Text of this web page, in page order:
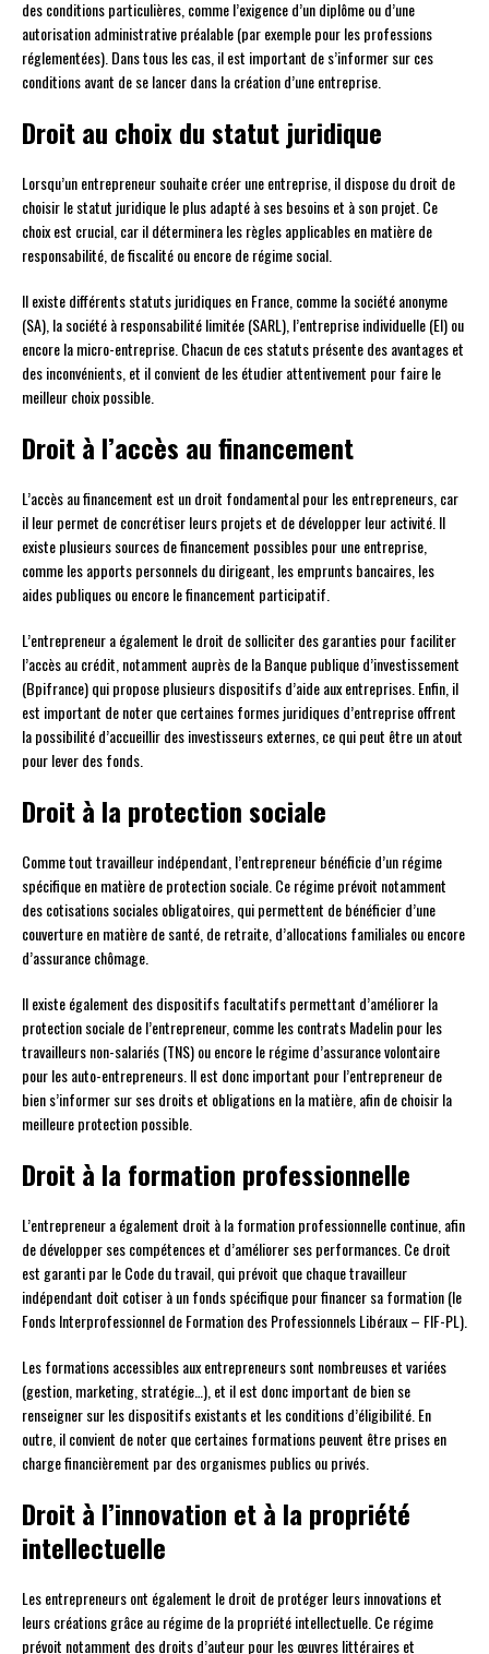
des conditions particulières, comme l’exigence d’un diplôme ou d’une
autorisation administrative préalable (par exemple pour les professions
réglementées). Dans tous les cas, il est important de s’informer sur ces
conditions avant de se lancer dans la création d’une entreprise.
Droit au choix du statut juridique
Lorsqu’un entrepreneur souhaite créer une entreprise, il dispose du droit de
choisir le statut juridique le plus adapté à ses besoins et à son projet. Ce
choix est crucial, car il déterminera les règles applicables en matière de
responsabilité, de fiscalité ou encore de régime social.
Il existe différents statuts juridiques en France, comme la société anonyme
(SA), la société à responsabilité limitée (SARL), l’entreprise individuelle (EI) ou
encore la micro-entreprise. Chacun de ces statuts présente des avantages et
des inconvénients, et il convient de les étudier attentivement pour faire le
meilleur choix possible.
Droit à l’accès au financement
L’accès au financement est un droit fondamental pour les entrepreneurs, car
il leur permet de concrétiser leurs projets et de développer leur activité. Il
existe plusieurs sources de financement possibles pour une entreprise,
comme les apports personnels du dirigeant, les emprunts bancaires, les
aides publiques ou encore le financement participatif.
L’entrepreneur a également le droit de solliciter des garanties pour faciliter
l’accès au crédit, notamment auprès de la Banque publique d’investissement
(Bpifrance) qui propose plusieurs dispositifs d’aide aux entreprises. Enfin, il
est important de noter que certaines formes juridiques d’entreprise offrent
la possibilité d’accueillir des investisseurs externes, ce qui peut être un atout
pour lever des fonds.
Droit à la protection sociale
Comme tout travailleur indépendant, l’entrepreneur bénéficie d’un régime
spécifique en matière de protection sociale. Ce régime prévoit notamment
des cotisations sociales obligatoires, qui permettent de bénéficier d’une
couverture en matière de santé, de retraite, d’allocations familiales ou encore
d’assurance chômage.
Il existe également des dispositifs facultatifs permettant d’améliorer la
protection sociale de l’entrepreneur, comme les contrats Madelin pour les
travailleurs non-salariés (TNS) ou encore le régime d’assurance volontaire
pour les auto-entrepreneurs. Il est donc important pour l’entrepreneur de
bien s’informer sur ses droits et obligations en la matière, afin de choisir la
meilleure protection possible.
Droit à la formation professionnelle
L’entrepreneur a également droit à la formation professionnelle continue, afin
de développer ses compétences et d’améliorer ses performances. Ce droit
est garanti par le Code du travail, qui prévoit que chaque travailleur
indépendant doit cotiser à un fonds spécifique pour financer sa formation (le
Fonds Interprofessionnel de Formation des Professionnels Libéraux – FIF-PL).
Les formations accessibles aux entrepreneurs sont nombreuses et variées
(gestion, marketing, stratégie…), et il est donc important de bien se
renseigner sur les dispositifs existants et les conditions d’éligibilité. En
outre, il convient de noter que certaines formations peuvent être prises en
charge financièrement par des organismes publics ou privés.
Droit à l’innovation et à la propriété
intellectuelle
Les entrepreneurs ont également le droit de protéger leurs innovations et
leurs créations grâce au régime de la propriété intellectuelle. Ce régime
prévoit notamment des droits d’auteur pour les œuvres littéraires et